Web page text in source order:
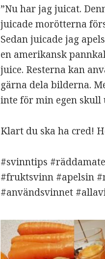
”Nu har jag juicat.
juicade morötterna
Sedan juicade jag
en amerikansk
juice. Resterna kan
gärna dela bilderna.
inte för min egen
Klart du ska ha cred!
#svinntips
#fruktsvinn #apelsin
#användsvinnet